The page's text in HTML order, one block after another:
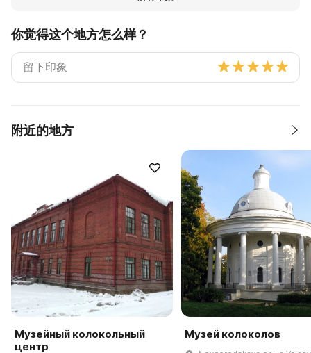
你觉得这个地方怎么样？
附近的地方
Музейный колокольный
центр
Музей колоколов